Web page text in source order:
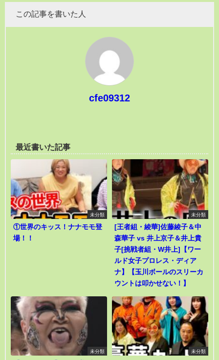
この記事を書いた人
cfe09312
最近書いた記事
未分類
①世界のキッス！ナナモモ登
場！！
未分類
[王者組・綾華]佐藤綾子＆中
森華子 vs 井上京子＆井上貴
子[挑戦者組・W井上]【ワー
ルド女子プロレス・ディア
ナ】【玉川ボールのスリーカ
ウントは叩かせない！】
未分類 未分類